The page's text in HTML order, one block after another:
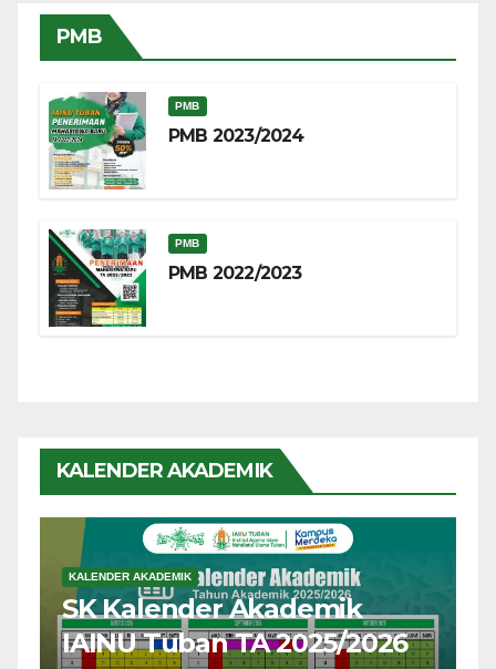
PMB
PMB
PMB 2023/2024
PMB
PMB 2022/2023
KALENDER AKADEMIK
KALENDER AKADEMIK
SK Kalender Akademik
IAINU Tuban TA 2025/2026